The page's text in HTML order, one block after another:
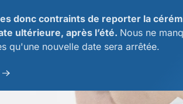
donc contraints de reporter la
ultérieure, après l’été. Nous ne
qu'une nouvelle date sera arrêtée.